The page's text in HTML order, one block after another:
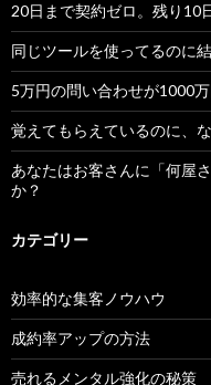
20日まで契約ゼロ。残り10
同じツールを使ってるのに
5万円の問い合わせが1000
覚えてもらえているのに、
あなたはお客さんに「何屋
か？
カテゴリー
効率的な集客ノウハウ
成約率アップの方法
売れるメンタル強化の秘策